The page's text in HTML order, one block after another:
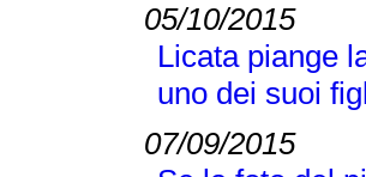
05/10/2015
Licata piange
uno dei suoi
07/09/2015